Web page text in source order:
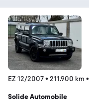
EZ 12/2007• 211.900 km •
Solide Automobile